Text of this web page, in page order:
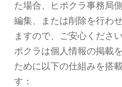
た場合、ヒポクラ事務局
編集、または削除を行わ
ますので、ご安心くださ
ポクラは個人情報の掲載
ために以下の仕組みを搭
す：